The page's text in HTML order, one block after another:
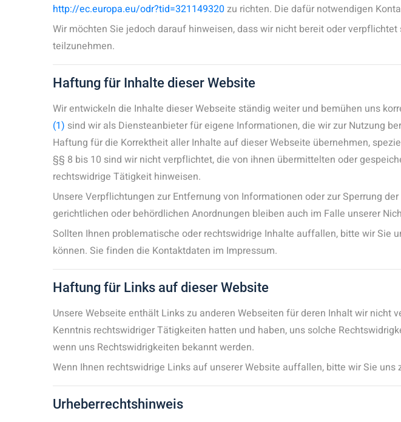
http://ec.europa.eu/odr?tid=321149320zu richten. Die dafür notwendigen
Wir möchten Sie jedoch darauf hinweisen, dass wir nicht bereit oder
teilzunehmen.
Haftung für Inhalte dieser Website
Wir entwickeln die Inhalte dieser Webseite ständig weiter und bemühen uns
(1) sind wir als Diensteanbieter für eigene Informationen, die wir zur Nutzung
Haftung für die Korrektheit aller Inhalte auf dieser Webseite übernehmen,
§§ 8 bis 10 sind wir nicht verpflichtet, die von ihnen übermittelten oder
rechtswidrige Tätigkeit hinweisen.
Unsere Verpflichtungen zur Entfernung von Informationen oder zur Sperrung
gerichtlichen oder behördlichen Anordnungen bleiben auch im Falle unserer
Sollten Ihnen problematische oder rechtswidrige Inhalte auffallen, bitte wir
können. Sie finden die Kontaktdaten im Impressum.
Haftung für Links auf dieser Website
Unsere Webseite enthält Links zu anderen Webseiten für deren Inhalt wir
Kenntnis rechtswidriger Tätigkeiten hatten und haben, uns solche
wenn uns Rechtswidrigkeiten bekannt werden.
Wenn Ihnen rechtswidrige Links auf unserer Website auffallen, bitte wir Sie
Urheberrechtshinweis